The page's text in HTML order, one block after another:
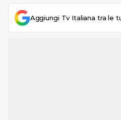
Aggiungi Tv Italiana tra le